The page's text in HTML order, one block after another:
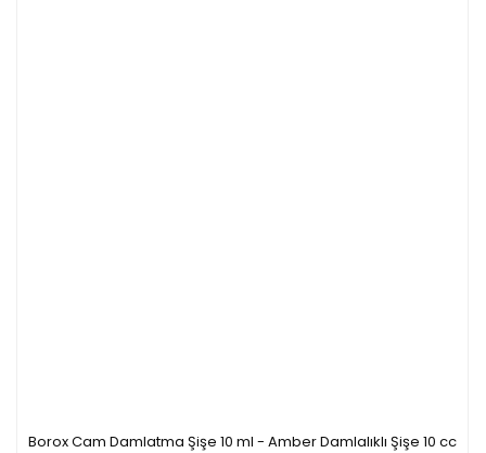
Borox Cam Damlatma Şişe 10 ml - Amber Damlalıklı Şişe 10 cc